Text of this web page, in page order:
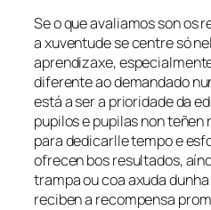
Se o que avaliamos son os
a xuventude se centre só
aprendizaxe,
diferente ao demandado
está a ser a prioridade da
pupilos e pupilas non
para dedicarlle tempo e
ofrecen bos resultados,
trampa ou coa axuda
reciben a recompensa